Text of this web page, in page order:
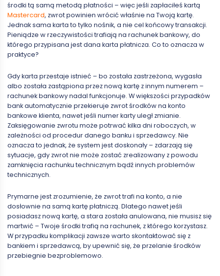
środki tą samą metodą płatności – więc jeśli zapłaciłeś kartą
Mastercard, zwrot powinien wrócić właśnie na Twoją kartę.
Jednak sama karta to tylko nośnik, a nie cel końcowy transakcji.
Pieniądze w rzeczywistości trafiają na rachunek bankowy, do
którego przypisana jest dana karta płatnicza. Co to oznacza w
praktyce?
Gdy karta przestaje istnieć – bo została zastrzeżona, wygasła
albo została zastąpiona przez nową kartę z innym numerem –
rachunek bankowy nadal funkcjonuje. W większości przypadków
bank automatycznie przekieruje zwrot środków na konto
bankowe klienta, nawet jeśli numer karty uległ zmianie.
Zaksięgowanie zwrotu może potrwać kilka dni roboczych, w
zależności od procedur danego banku i sprzedawcy. Nie
oznacza to jednak, że system jest doskonały – zdarzają się
sytuacje, gdy zwrot nie może zostać zrealizowany z powodu
zamknięcia rachunku technicznym bądź innych problemów
technicznych.
Prymarne jest zrozumienie, że zwrot trafi na konto, a nie
dosłownie na samą kartę płatniczą. Dlatego nawet jeśli
posiadasz nową kartę, a stara została anulowana, nie musisz się
martwić – Twoje środki trafią na rachunek, z którego korzystasz.
W przypadku komplikacji zawsze warto skontaktować się z
bankiem i sprzedawcą, by upewnić się, że przelanie środków
przebiegnie bezproblemowo.